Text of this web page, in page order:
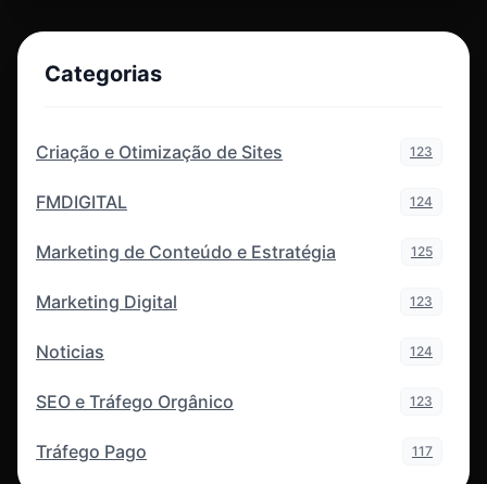
Categorias
Criação e Otimização de Sites 123
FMDIGITAL 124
Marketing de Conteúdo e Estratégia 125
Marketing Digital 123
Noticias 124
SEO e Tráfego Orgânico 123
Tráfego Pago 117